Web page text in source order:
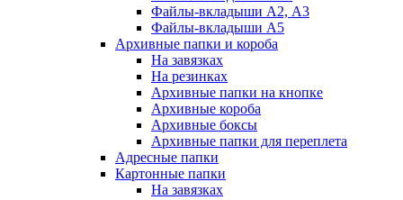
Файлы-вкладыши А2, А3
Файлы-вкладыши А5
Архивные папки и короба
На завязках
На резинках
Архивные папки на кнопке
Архивные короба
Архивные боксы
Архивные папки для переплета
Адресные папки
Картонные папки
На завязках